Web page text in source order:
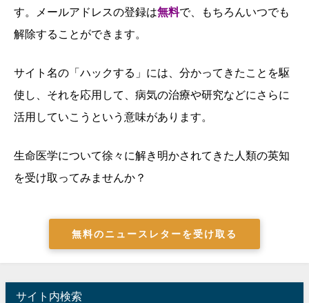
す。メールアドレスの登録は無料で、もちろんいつでも
解除することができます。
サイト名の「ハックする」には、分かってきたことを駆
使し、それを応用して、病気の治療や研究などにさらに
活用していこうという意味があります。
生命医学について徐々に解き明かされてきた人類の英知
を受け取ってみませんか？
無料のニュースレターを受け取る
サイト内検索